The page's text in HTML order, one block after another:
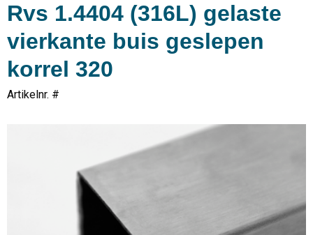
Rvs 1.4404 (316L) gelaste
vierkante buis geslepen
korrel 320
Artikelnr. #